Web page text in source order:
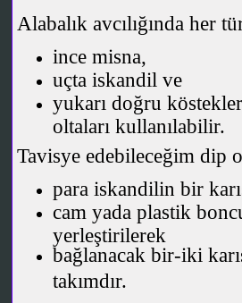
Alabalık avcılığında her
ince misna,
uçta iskandil ve
yukarı doğru
oltaları kullanılabilir.
Tavisye edebileceğim dip
para iskandilin bir
cam yada plastik
yerleştirilerek
bağlanacak bir-iki
takımdır.